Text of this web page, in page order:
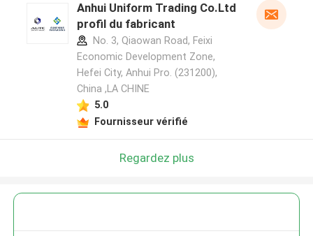
Anhui Uniform Trading Co.Ltd
profil du fabricant
No. 3, Qiaowan Road, Feixi
Economic Development Zone,
Hefei City, Anhui Pro. (231200),
China ,LA CHINE
5.0
Fournisseur vérifié
Regardez plus